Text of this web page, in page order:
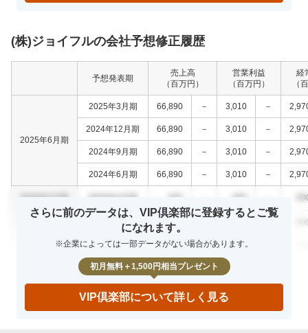
(株)ジョイフルの会社予想修正履歴
予想発表期
売上高
（百万円）
営業利益
（百万円）
経
（
2025年6月期
2025年3月期 66,890 － 3,010 －
2024年12月期 66,890 － 3,010 －
2024年9月期 66,890 － 3,010 －
2024年6月期 66,890 － 3,010 －
0000年0月期 0000年0月期 000 000
0000年0月期 000
0000年0月期 0000年0月期 000 － 000
さらに前のデータは、VIP倶楽部に登録するとご覧
になれます。
※企業によっては一部データがない場合があります。
初月無料＋1,500円相当プレゼント
VIP倶楽部について詳しく見る